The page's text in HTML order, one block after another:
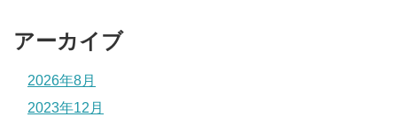
アーカイブ
2026年8月
2023年12月